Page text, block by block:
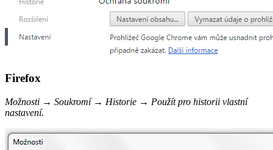
Firefox
Možnosti → Soukromí→ Historie → Použít pro historii vlastní
nastavení.